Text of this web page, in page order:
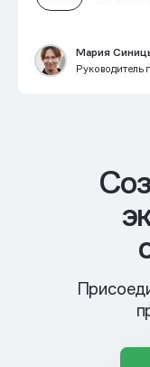
Мария